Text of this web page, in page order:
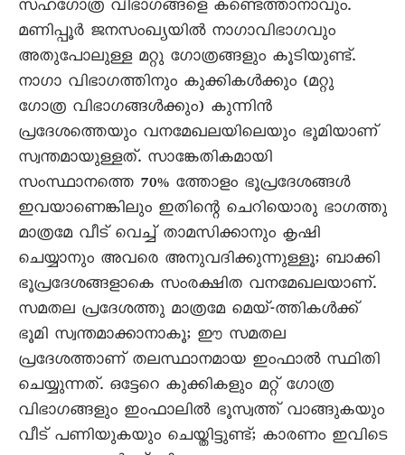
സഹഗോത്ര വിഭാഗങ്ങളെ കണ്ടെത്താനാവും.
മണിപ്പൂർ ജനസംഖ്യയിൽ നാഗാവിഭാഗവും
അതുപോലുള്ള മറ്റു ഗോത്രങ്ങളും കൂടിയുണ്ട്.
നാഗാ വിഭാഗത്തിനും കുക്കികൾക്കും (മറ്റു
ഗോത്ര വിഭാഗങ്ങൾക്കും) കുന്നിൻ
പ്രദേശത്തെയും വനമേഖലയിലെയും ഭൂമിയാണ്
സ്വന്തമായുള്ളത്. സാങ്കേതികമായി
സംസ്ഥാനത്തെ 70% ത്തോളം ഭൂപ്രദേശങ്ങൾ
ഇവയാണെങ്കിലും ഇതിന്റെ ചെറിയൊരു ഭാഗത്തു
മാത്രമേ വീട് വെച്ച് താമസിക്കാനും കൃഷി
ചെയ്യാനും അവരെ അനുവദിക്കുന്നുള്ളൂ; ബാക്കി
ഭൂപ്രദേശങ്ങളാകെ സംരക്ഷിത വനമേഖലയാണ്.
സമതല പ്രദേശത്തു മാത്രമേ മെയ്-ത്തികൾക്ക്
ഭൂമി സ്വന്തമാക്കാനാകൂ; ഈ സമതല
പ്രദേശത്താണ് തലസ്ഥാനമായ ഇംഫാൽ സ്ഥിതി
ചെയ്യുന്നത്. ഒട്ടേറെ കുക്കികളും മറ്റ് ഗോത്ര
വിഭാഗങ്ങളും ഇംഫാലിൽ ഭൂസ്വത്ത് വാങ്ങുകയും
വീട് പണിയുകയും ചെയ്തിട്ടുണ്ട്; കാരണം ഇവിടെ